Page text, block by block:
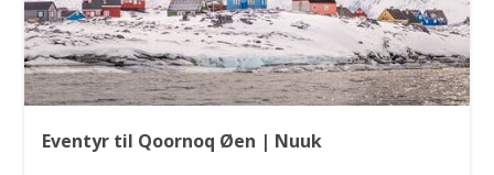
Eventyr til Qoornoq Øen | Nuuk